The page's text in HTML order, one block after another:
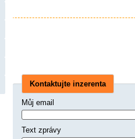
Kontaktujte inzerenta
Můj email
Text zprávy